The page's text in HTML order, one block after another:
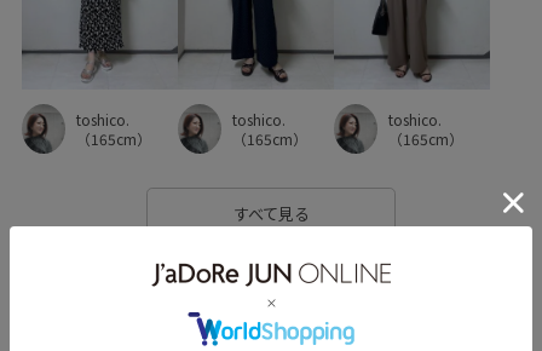
toshico.
（165cm）
toshico.
（165cm）
toshico.
（165cm）
すべて見る